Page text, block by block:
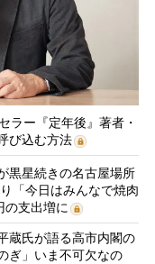
ラー『定年後』著者・
び込む方法
黒星続きの名古屋場所
「今日はみんなで焼肉
支出増に
蔵氏が語る高市内閣の
ぎ」いま不可欠なの